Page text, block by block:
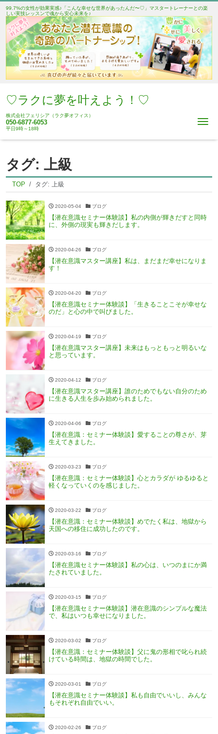
99.7%の女性が効果実感♪「こんな幸せな世界があったんだ〜♡」マスタートレーナーとの楽
しい実技レッスンで魂から安心未来を♪
♡ラクに夢を叶えよう！♡
株式会社フェリシア（ラク夢オフィス）
050-6877-6053
平日9時～18時
タグ: 上級
TOP タグ: 上級
2020-05-04 ブログ
【潜在意識セミナー体験談】私の内側が輝きだすと同時
に、外側の現実も輝きだします。
2020-04-26 ブログ
【潜在意識マスター講座】私は、まだまだ幸せになりま
す！
2020-04-20 ブログ
【潜在意識セミナー体験談】「生きることこそが幸せな
のだ」と心の中で叫びました。
2020-04-19 ブログ
【潜在意識マスター講座】未来はもっともっと明るいな
と思っています。
2020-04-12 ブログ
【潜在意識マスター講座】誰のためでもない自分のため
に生きる人生を歩み始められました。
2020-04-06 ブログ
【潜在意識：セミナー体験談】愛することの尊さが、芽
生えてきました。
2020-03-23 ブログ
【潜在意識：セミナー体験談】心とカラダが ゆるゆると
軽くなっていくのを感じました。
2020-03-22 ブログ
【潜在意識：セミナー体験談】めでたく私は、地獄から
天国への移住に成功したのです。
2020-03-16 ブログ
【潜在意識セミナー体験談】私の心は、いつのまにか満
たされていました。
2020-03-15 ブログ
【潜在意識セミナー体験談】潜在意識のシンプルな魔法
で、私はいつも幸せになりました。
2020-03-02 ブログ
【潜在意識：セミナー体験談】父に鬼の形相で叱られ続
けている時間は、地獄の時間でした。
2020-03-01 ブログ
【潜在意識セミナー体験談】私も自由でいいし、みんな
もそれぞれ自由でいい。
2020-02-26 ブログ